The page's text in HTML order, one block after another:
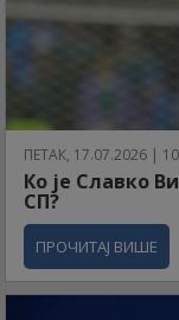
ПЕТАК, 17.07.2026 |
Ко је Славко
СП?
ПРОЧИТАЈ ВИШЕ